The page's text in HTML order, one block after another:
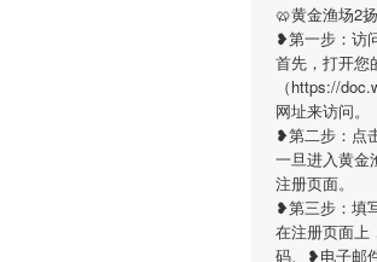
🥨黄金渔场2
❥第一步：访
首先，打开您
（https://
网址来访问。
❥第二步：点
一旦进入黄金
注册页面。
❥第三步：填
在注册页面上
码、❥电子邮